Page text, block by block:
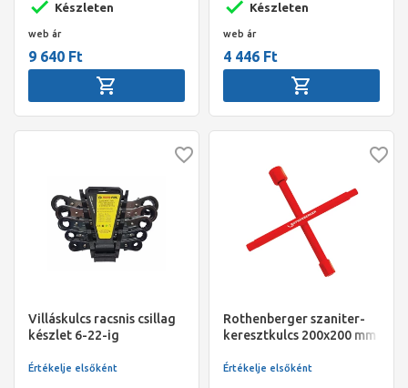
Készleten
web ár
9 640 Ft
Készleten
web ár
4 446 Ft
Villáskulcs racsnis csillag
készlet 6-22-ig
Értékelje elsőként
Rothenberger szaniter-
keresztkulcs 200x200 mm
Értékelje elsőként